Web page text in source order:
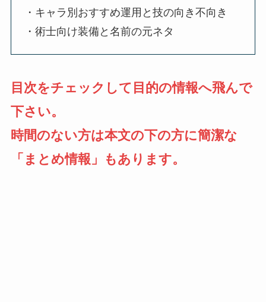
・キャラ別おすすめ運用と技の向き不向き
・術士向け装備と名前の元ネタ
目次をチェックして目的の情報へ飛んで
下さい。
時間のない方は本文の下の方に簡潔な
「まとめ情報」もあります。